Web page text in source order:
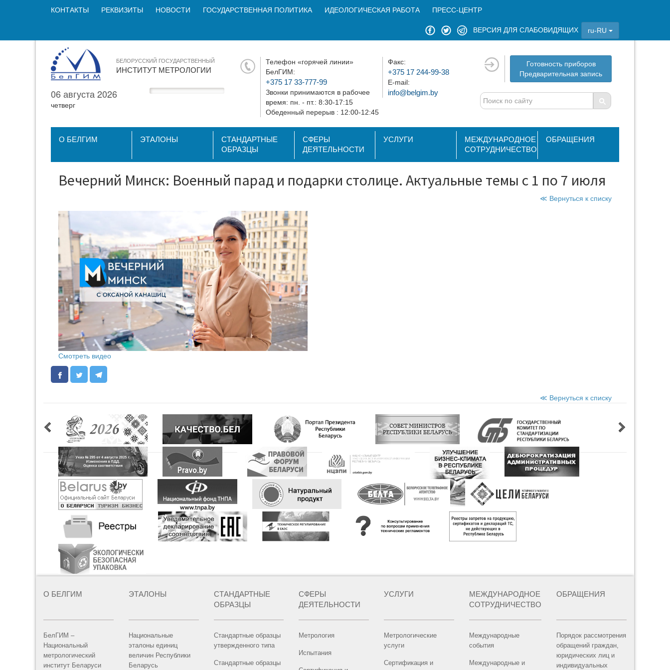
КОНТАКТЫ РЕКВИЗИТЫ НОВОСТИ ГОСУДАРСТВЕННАЯ ПОЛИТИКА ИДЕОЛОГИЧЕСКАЯ РАБОТА ПРЕСС-ЦЕНТР
ВЕРСИЯ ДЛЯ СЛАБОВИДЯЩИХ ru-RU
БЕЛОРУССКИЙ ГОСУДАРСТВЕННЫЙ
ИНСТИТУТ МЕТРОЛОГИИ
06 августа 2026
четверг
Телефон «горячей линии»
БелГИМ:
+375 17 33-777-99
Звонки принимаются в рабочее
время: пн. - пт.: 8:30-17:15
Обеденный перерыв : 12:00-12:45
Факс:
+375 17 244-99-38
E-mail:
info@belgim.by
Готовность приборов
Предварительная запись
О БЕЛГИМ ЭТАЛОНЫ
СТАНДАРТНЫЕ
ОБРАЗЦЫ
СФЕРЫ
ДЕЯТЕЛЬНОСТИ
УСЛУГИ
МЕЖДУНАРОДНОЕ
СОТРУДНИЧЕСТВО
ОБРАЩЕНИЯ
Вечерний Минск: Военный парад и подарки столице. Актуальные темы с 1 по 7 июля
≪ Вернуться к списку
Смотреть видео
≪ Вернуться к списку
О БЕЛГИМ
БелГИМ –
Национальный
метрологический
институт Беларуси
ЭТАЛОНЫ
Национальные
эталоны единиц
величин Республики
Беларусь
СТАНДАРТНЫЕ
ОБРАЗЦЫ
Стандартные образцы
утвержденного типа
Стандартные образцы
СФЕРЫ
ДЕЯТЕЛЬНОСТИ
Метрология
Испытания
УСЛУГИ
Метрологические
услуги
Сертификация и
МЕЖДУНАРОДНОЕ
СОТРУДНИЧЕСТВО
Международные
события
Международные и
ОБРАЩЕНИЯ
Порядок рассмотрения
обращений граждан,
юридических лиц и
индивидуальных